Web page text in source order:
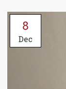
8
Dec